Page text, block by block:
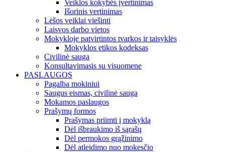
Veiklos kokybės įvertinimas
Išorinis vertinimas
Lėšos veiklai viešinti
Laisvos darbo vietos
Mokykloje patvirtintos tvarkos ir taisyklės
Mokyklos etikos kodeksas
Civilinė sauga
Konsultavimasis su visuomene
PASLAUGOS
Pagalba mokiniui
Saugus eismas, civilinė sauga
Mokamos paslaugos
Prašymų formos
Prašymas priimti į mokyklą
Dėl išbraukimo iš sąrašų
Dėl permokos grąžinimo
Dėl atleidimo nuo mokesčio